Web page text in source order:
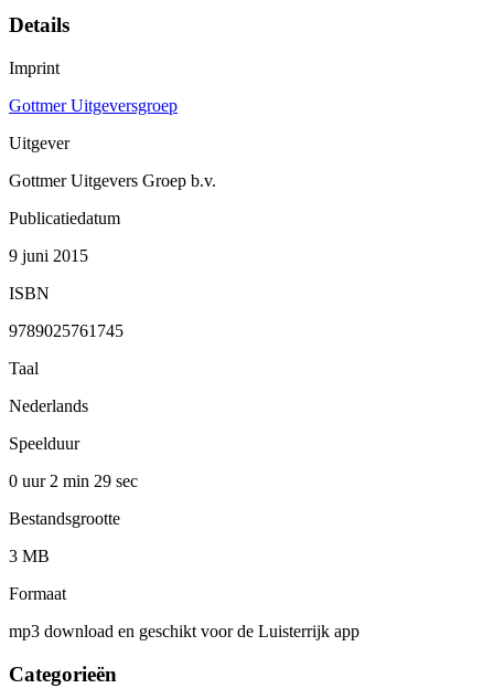
Details
Imprint
Gottmer Uitgeversgroep
Uitgever
Gottmer Uitgevers Groep b.v.
Publicatiedatum
9 juni 2015
ISBN
9789025761745
Taal
Nederlands
Speelduur
0 uur 2 min 29 sec
Bestandsgrootte
3 MB
Formaat
mp3 download en geschikt voor de Luisterrijk app
Categorieën